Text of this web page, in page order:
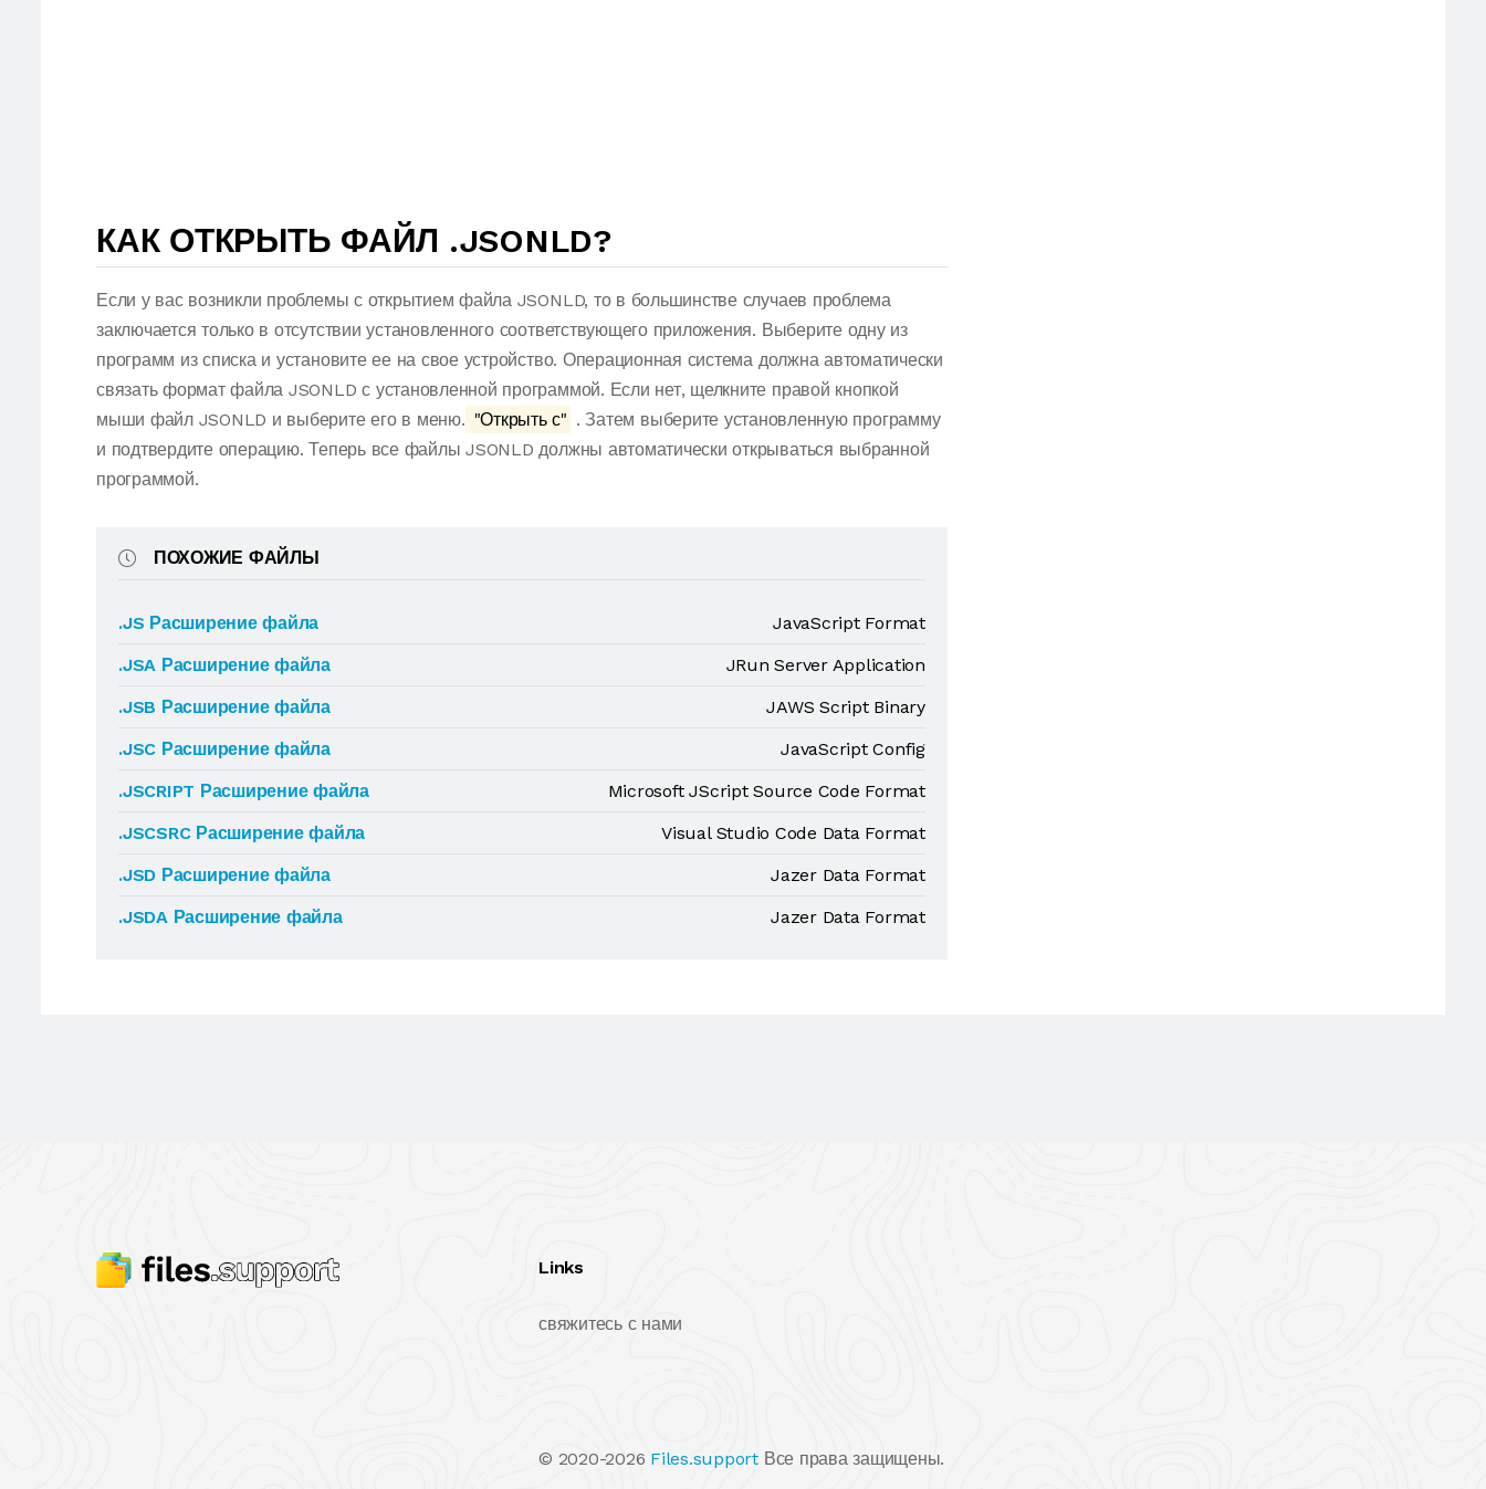
КАК ОТКРЫТЬ ФАЙЛ .JSONLD?
Если у вас возникли проблемы с открытием файла JSONLD, то в большинстве случаев проблема
заключается только в отсутствии установленного соответствующего приложения. Выберите одну из
программ из списка и установите ее на свое устройство. Операционная система должна автоматически
связать формат файла JSONLD с установленной программой. Если нет, щелкните правой кнопкой
мыши файл JSONLD и выберите его в меню. "Открыть с" . Затем выберите установленную программу
и подтвердите операцию. Теперь все файлы JSONLD должны автоматически открываться выбранной
программой.
ПОХОЖИЕ ФАЙЛЫ
.JS Расширение файла
JavaScript Format
.JSA Расширение файла
JRun Server Application
.JSB Расширение файла
JAWS Script Binary
.JSC Расширение файла
JavaScript Config
.JSCRIPT Расширение файла
Microsoft JScript Source Code Format
.JSCSRC Расширение файла
Visual Studio Code Data Format
.JSD Расширение файла
Jazer Data Format
.JSDA Расширение файла
Jazer Data Format
Links
свяжитесь с нами
© 2020-2026 Files.support Все права защищены.